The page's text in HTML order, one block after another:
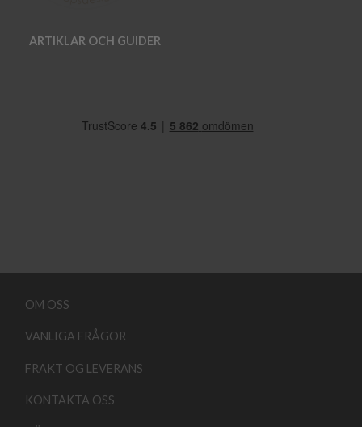
ARTIKLAR OCH GUIDER
OM OSS
VANLIGA FRÅGOR
FRAKT OG LEVERANS
KONTAKTA OSS